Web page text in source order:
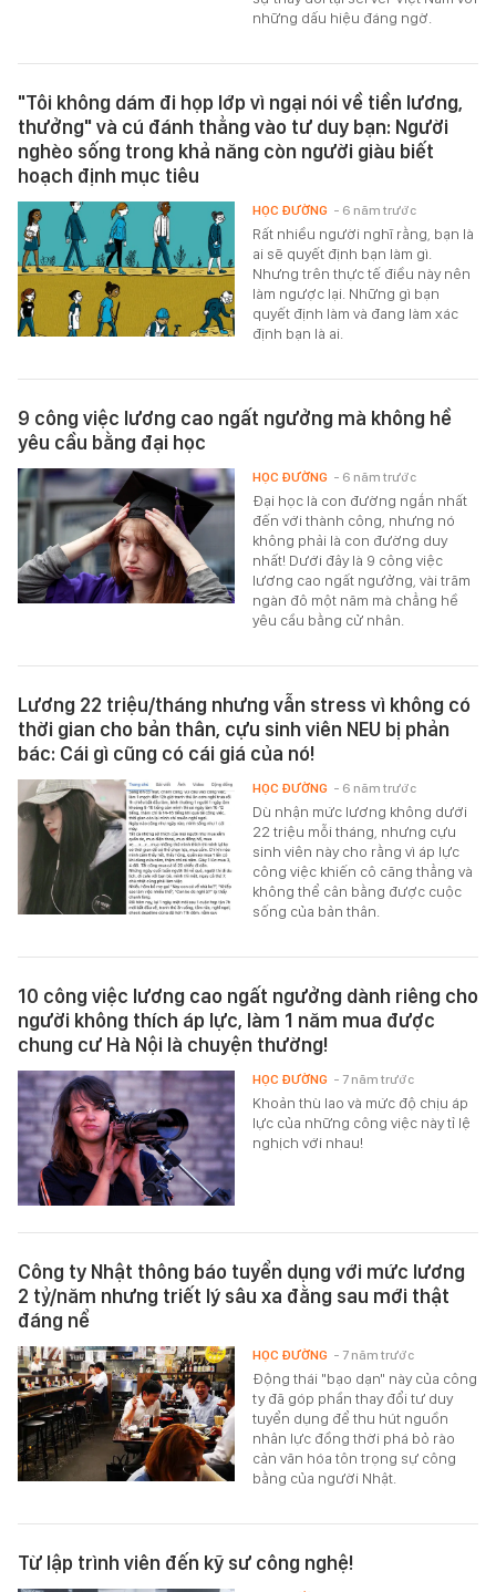
những dấu hiệu đáng ngờ.
"Tôi không dám đi họp lớp vì ngại nói về tiền lương,
thưởng" và cú đánh thẳng vào tư duy bạn: Người
nghèo sống trong khả năng còn người giàu biết
hoạch định mục tiêu
Rất nhiều người nghĩ rằng, bạn là
ai sẽ quyết định bạn làm gì.
Nhưng trên thực tế điều này nên
làm ngược lại. Những gì bạn
quyết định làm và đang làm xác
định bạn là ai.
HỌC ĐƯỜNG - 6 năm trước
9 công việc lương cao ngất ngưởng mà không hề
yêu cầu bằng đại học
Đại học là con đường ngắn nhất
đến với thành công, nhưng nó
không phải là con đường duy
nhất! Dưới đây là 9 công việc
lương cao ngất ngưởng, vài trăm
ngàn đô một năm mà chẳng hề
yêu cầu bằng cử nhân.
HỌC ĐƯỜNG - 6 năm trước
Lương 22 triệu/tháng nhưng vẫn stress vì không có
thời gian cho bản thân, cựu sinh viên NEU bị phản
bác: Cái gì cũng có cái giá của nó!
Dù nhận mức lương không dưới
22 triệu mỗi tháng, nhưng cựu
sinh viên này cho rằng vì áp lực
công việc khiến cô căng thẳng và
không thể cân bằng được cuộc
sống của bản thân.
HỌC ĐƯỜNG - 6 năm trước
10 công việc lương cao ngất ngưởng dành riêng cho
người không thích áp lực, làm 1 năm mua được
chung cư Hà Nội là chuyện thường!
Khoản thù lao và mức độ chịu áp
lực của những công việc này tỉ lệ
nghịch với nhau!
HỌC ĐƯỜNG - 7 năm trước
Công ty Nhật thông báo tuyển dụng với mức lương
2 tỷ/năm nhưng triết lý sâu xa đằng sau mới thật
đáng nể
Động thái "bạo dạn" này của công
ty đã góp phần thay đổi tư duy
tuyển dụng để thu hút nguồn
nhân lực đồng thời phá bỏ rào
cản văn hóa tôn trọng sự công
bằng của người Nhật.
HỌC ĐƯỜNG - 7 năm trước
Từ lập trình viên đến kỹ sư công nghệ!